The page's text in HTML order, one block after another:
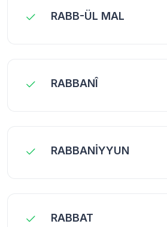
RABB-ÜL MAL
RABBANÎ
RABBANİYYUN
RABBAT